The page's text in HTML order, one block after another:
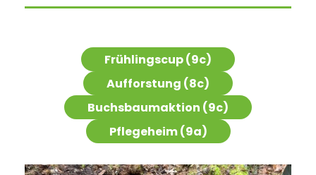
Frühlingscup (9c)
Aufforstung (8c)
Buchsbaumaktion (9c)
Pflegeheim (9a)